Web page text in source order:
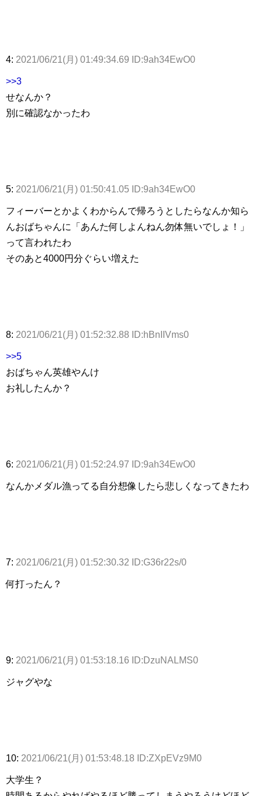
4: 2021/06/21(月) 01:49:34.69 ID:9ah34EwO0
>>3
せなんか？
別に確認なかったわ
5: 2021/06/21(月) 01:50:41.05 ID:9ah34EwO0
フィーバーとかよくわからんで帰ろうとしたらなんか知ら
んおばちゃんに「あんた何しよんねん勿体無いでしょ！」
って言われたわ
そのあと4000円分ぐらい増えた
8: 2021/06/21(月) 01:52:32.88 ID:hBnIIVms0
>>5
おばちゃん英雄やんけ
お礼したんか？
6: 2021/06/21(月) 01:52:24.97 ID:9ah34EwO0
なんかメダル漁ってる自分想像したら悲しくなってきたわ
7: 2021/06/21(月) 01:52:30.32 ID:G36r22s/0
何打ったん？
9: 2021/06/21(月) 01:53:18.16 ID:DzuNALMS0
ジャグやな
10: 2021/06/21(月) 01:53:48.18 ID:ZXpEVz9M0
大学生？